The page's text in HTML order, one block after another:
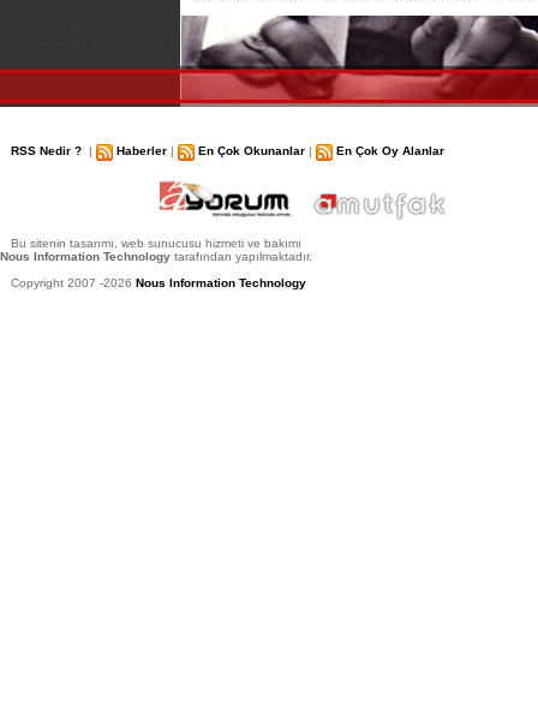
RSS Nedir ? | Haberler | En Çok Okunanlar | En Çok Oy Alanlar
Bu sitenin tasarımı, web sunucusu hizmeti ve bakımı
Nous Information Technology tarafından yapılmaktadır.
Copyright 2007 -2026 Nous Information Technology